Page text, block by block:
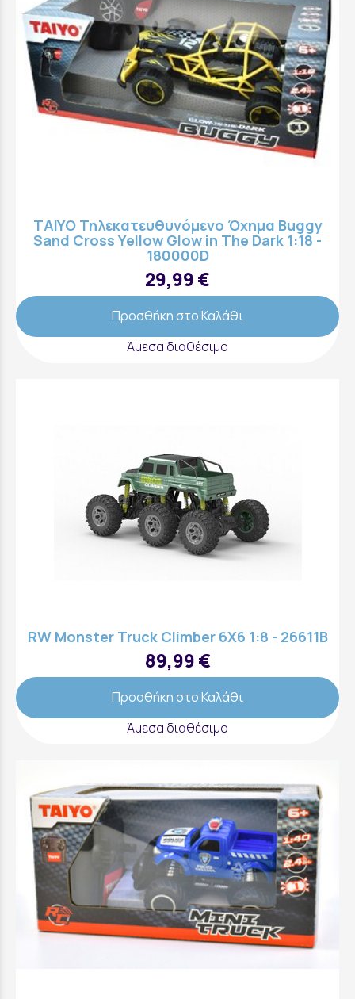
TAIYO Τηλεκατευθυνόμενο Όχημα Buggy
Sand Cross Yellow Glow in The Dark 1:18 -
180000D
29,99 €
Προσθήκη στο Καλάθι
Άμεσα διαθέσιμο
RW Monster Truck Climber 6X6 1:8 - 26611B
89,99 €
Προσθήκη στο Καλάθι
Άμεσα διαθέσιμο